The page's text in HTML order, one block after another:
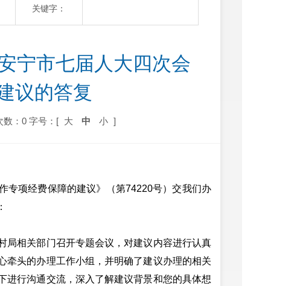
关键字：
宁市七届人大四次会
议的答复
数：0 字号：[ 大 中 小 ]
专项经费保障的建议》（第74220号）交我们办
局相关部门召开专题会议，对建议内容进行认真
牵头的办理工作小组，并明确了建议办理的相关
进行沟通交流，深入了解建议背景和您的具体想